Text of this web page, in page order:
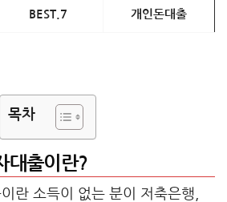
BEST.7
개인돈대출
목차
대출이란?
란 소득이 없는 분이 저축은행,